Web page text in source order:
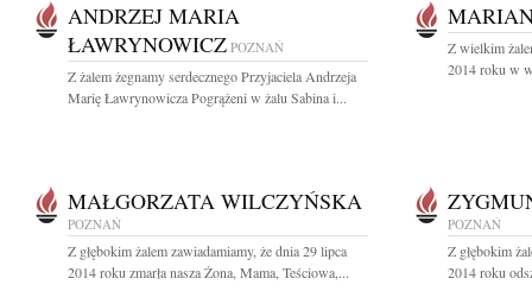
ANDRZEJ MARIA
ŁAWRYNOWICZ POZNAŃ
Z żalem żegnamy serdecznego Przyjaciela Andrzeja
Marię Ławrynowicza Pogrążeni w żalu Sabina i...
Z wielkim
2014 roku w
MAŁGORZATA WILCZYŃSKA
POZNAŃ
Z głębokim żalem zawiadamiamy, że dnia 29 lipca
2014 roku zmarła nasza Żona, Mama, Teściowa,...
POZNAŃ
Z głębokim
2014 roku